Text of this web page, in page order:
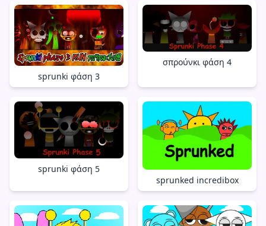
sprunki φάση 3
σπρούνκι φάση 4
sprunki φάση 5
sprunked incredibox